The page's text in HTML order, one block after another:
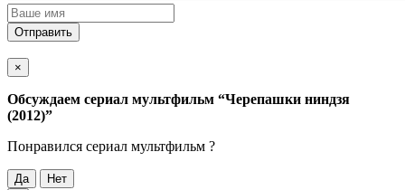
Отправить
×
Обсуждаем cериал мультфильм “Черепашки ниндзя
(2012)”
Понравился cериал мультфильм ?
Да
Нет